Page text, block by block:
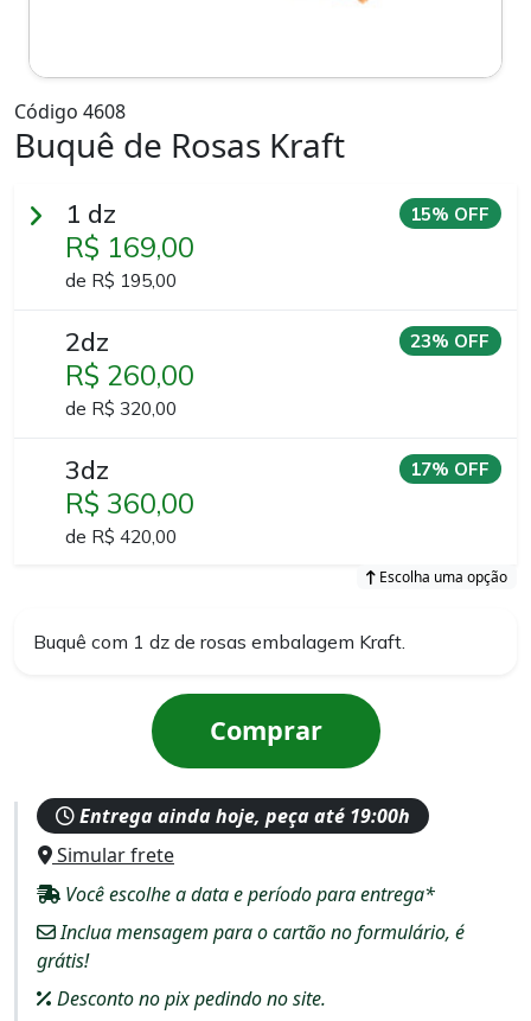
Código 4608
Buquê de Rosas Kraft
15% OFF
1 dz
R$ 169,00
de R$ 195,00
23% OFF
2dz
R$ 260,00
de R$ 320,00
17% OFF
3dz
R$ 360,00
de R$ 420,00
Escolha uma opção
Buquê com 1 dz de rosas embalagem Kraft.
Comprar
Entrega ainda hoje, peça até 19:00h
Simular frete
Você escolhe a data e período para entrega*
Inclua mensagem para o cartão no formulário, é
grátis!
Desconto no pix pedindo no site.